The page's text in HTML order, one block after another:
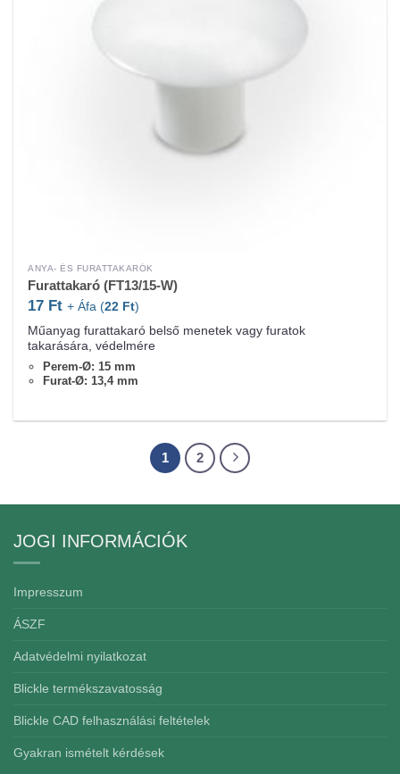
ANYA- ÉS FURATTAKARÓK
Furattakaró (FT13/15-W)
17 Ft + Áfa (22 Ft)
Műanyag furattakaró belső menetek vagy furatok
takarására, védelmére
Perem-Ø: 15 mm
Furat-Ø: 13,4 mm
1 2
JOGI INFORMÁCIÓK
Impresszum
ÁSZF
Adatvédelmi nyilatkozat
Blickle termékszavatosság
Blickle CAD felhasználási feltételek
Gyakran ismételt kérdések